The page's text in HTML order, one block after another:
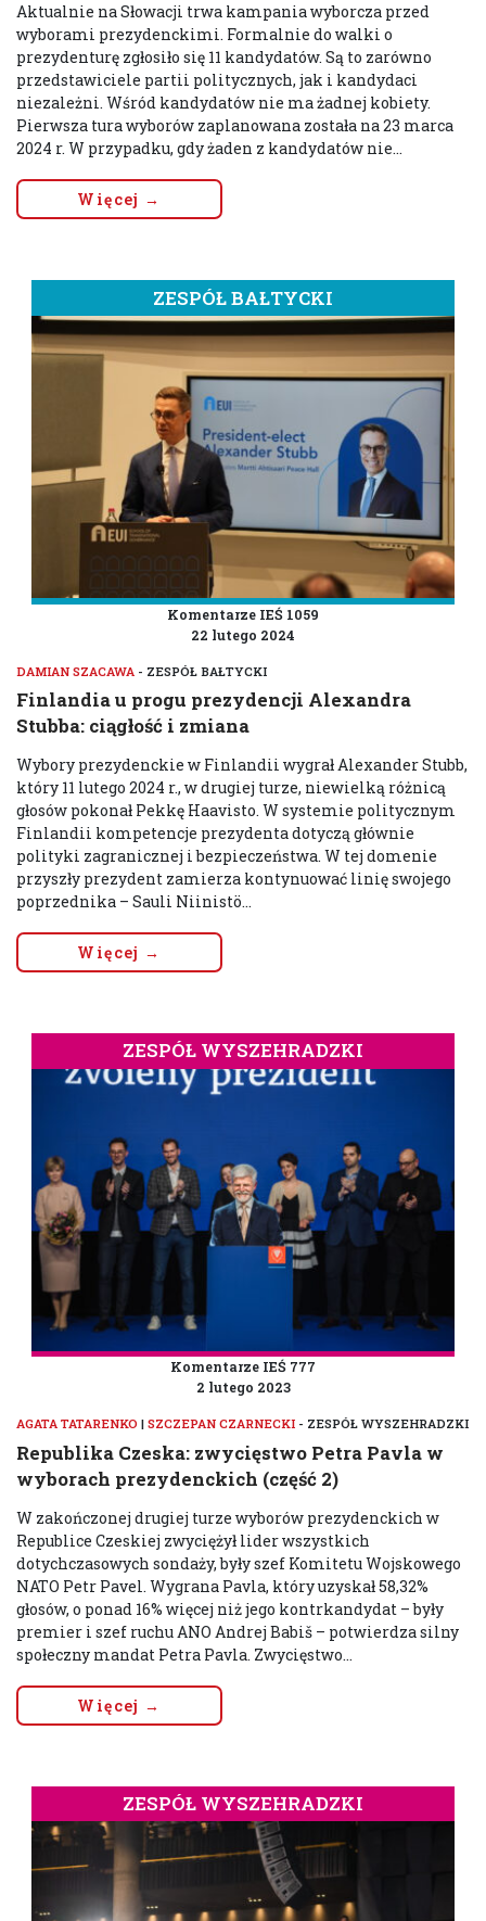
Aktualnie na Słowacji trwa kampania wyborcza przed
wyborami prezydenckimi. Formalnie do walki o
prezydenturę zgłosiło się 11 kandydatów. Są to zarówno
przedstawiciele partii politycznych, jak i kandydaci
niezależni. Wśród kandydatów nie ma żadnej kobiety.
Pierwsza tura wyborów zaplanowana została na 23 marca
2024 r. W przypadku, gdy żaden z kandydatów nie...
Więcej →
ZESPÓŁ BAŁTYCKI
Komentarze IEŚ 1059
22 lutego 2024
DAMIAN SZACAWA - ZESPÓŁ BAŁTYCKI
Finlandia u progu prezydencji Alexandra
Stubba: ciągłość i zmiana
Wybory prezydenckie w Finlandii wygrał Alexander Stubb,
który 11 lutego 2024 r., w drugiej turze, niewielką różnicą
głosów pokonał Pekkę Haavisto. W systemie politycznym
Finlandii kompetencje prezydenta dotyczą głównie
polityki zagranicznej i bezpieczeństwa. W tej domenie
przyszły prezydent zamierza kontynuować linię swojego
poprzednika – Sauli Niinistö...
Więcej →
ZESPÓŁ WYSZEHRADZKI
Komentarze IEŚ 777
2 lutego 2023
AGATA TATARENKO | SZCZEPAN CZARNECKI - ZESPÓŁ WYSZEHRADZKI
Republika Czeska: zwycięstwo Petra Pavla w
wyborach prezydenckich (część 2)
W zakończonej drugiej turze wyborów prezydenckich w
Republice Czeskiej zwyciężył lider wszystkich
dotychczasowych sondaży, były szef Komitetu Wojskowego
NATO Petr Pavel. Wygrana Pavla, który uzyskał 58,32%
głosów, o ponad 16% więcej niż jego kontrkandydat – były
premier i szef ruchu ANO Andrej Babiš – potwierdza silny
społeczny mandat Petra Pavla. Zwycięstwo...
Więcej →
ZESPÓŁ WYSZEHRADZKI